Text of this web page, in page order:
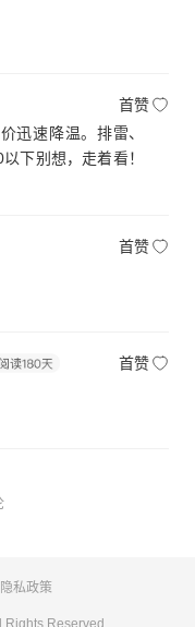
首赞
迅速降温。排雷、
下别想，走着看！
首赞
首赞
隐私政策
Rights Reserved